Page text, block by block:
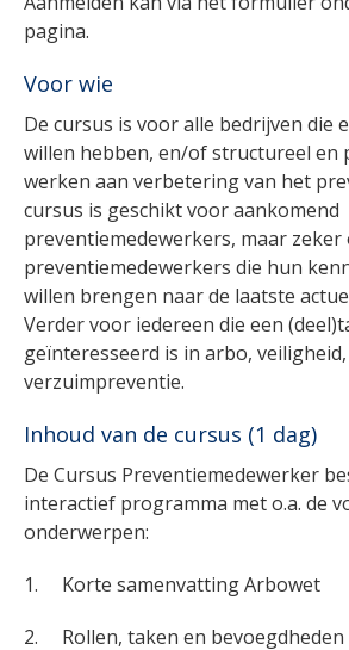
pagina.
Voor wie
De cursus is voor alle bedrijven die
willen hebben, en/of structureel en
werken aan verbetering van het
cursus is geschikt voor aankomend
preventiemedewerkers, maar
preventiemedewerkers die hun
willen brengen naar de laatste
Verder voor iedereen die een
geïnteresseerd is in arbo,
verzuimpreventie.
Inhoud van de cursus (1 dag)
De Cursus Preventiemedewerker
interactief programma met o.a. de
onderwerpen:
1. Korte samenvatting Arbowet
2. Rollen, taken en bevoegdheden